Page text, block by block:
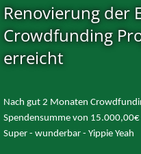
Renovierung der
Crowdfunding
erreicht
Nach gut 2 Monaten
Spendensumme von 15.000,00€
Super - wunderbar - Yippie Yeah